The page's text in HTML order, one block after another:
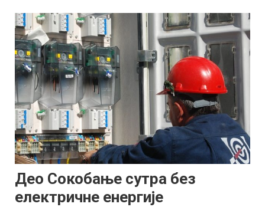
Део Сокобање сутра без
електричне енергије